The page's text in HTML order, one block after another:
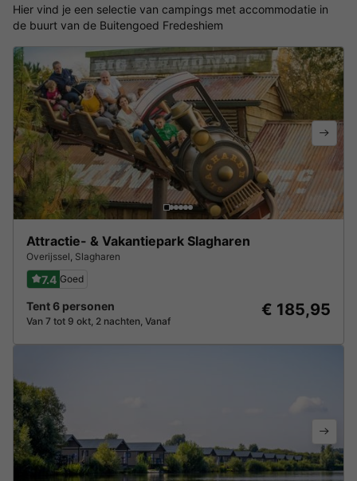
Hier vind je een selectie van campings met accommodatie in
de buurt van de Buitengoed Fredeshiem
Attractie- & Vakantiepark Slagharen
Overijssel, Slagharen
7.4 Goed
Tent 6 personen
Van 7 tot 9 okt, 2 nachten, Vanaf
€ 185,95